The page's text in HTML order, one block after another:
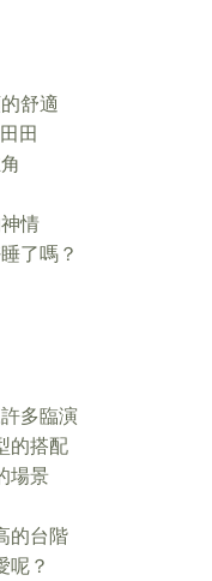
舒適
田
情
了嗎？
多臨演
的搭配
場景
的台階
呢？